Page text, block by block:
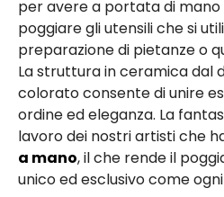
per avere a portata di
poggiare gli utensili che si
preparazione di pietanze o
La struttura in ceramica dal
colorato consente di unire
ordine ed eleganza. La
lavoro dei nostri artisti che
a mano, il che rende il
unico ed esclusivo come